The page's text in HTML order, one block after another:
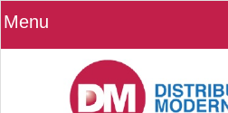
Menu